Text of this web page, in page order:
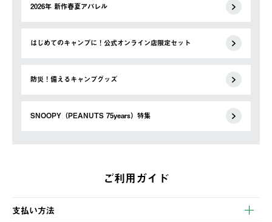
2026年 新作春夏アパレル
はじめてのキャンプに！公式オンライン店限定セット
防災！備えるキャンプグッズ
SNOOPY（PEANUTS 75years）特集
ご利用ガイド
支払い方法